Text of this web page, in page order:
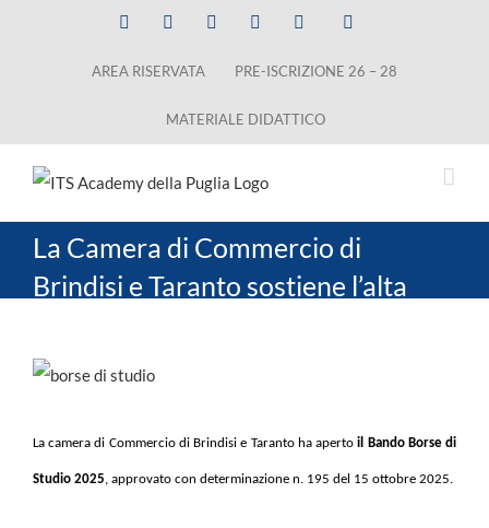
Facebook LinkedInInstagramYouTube
AREA RISERVATA PRE-ISCRIZIONE 26 – 28
MATERIALE DIDATTICO
La Camera di Commercio di
Brindisi e Taranto sostiene l’alta
studenti iscritti agli ITS Academy
Ingrandisci
La camera di Commercio di Brindisi e Taranto ha apertoil Bando Borse di
Studio 2025, approvato con determinazione n. 195 del 15 ottobre 2025.